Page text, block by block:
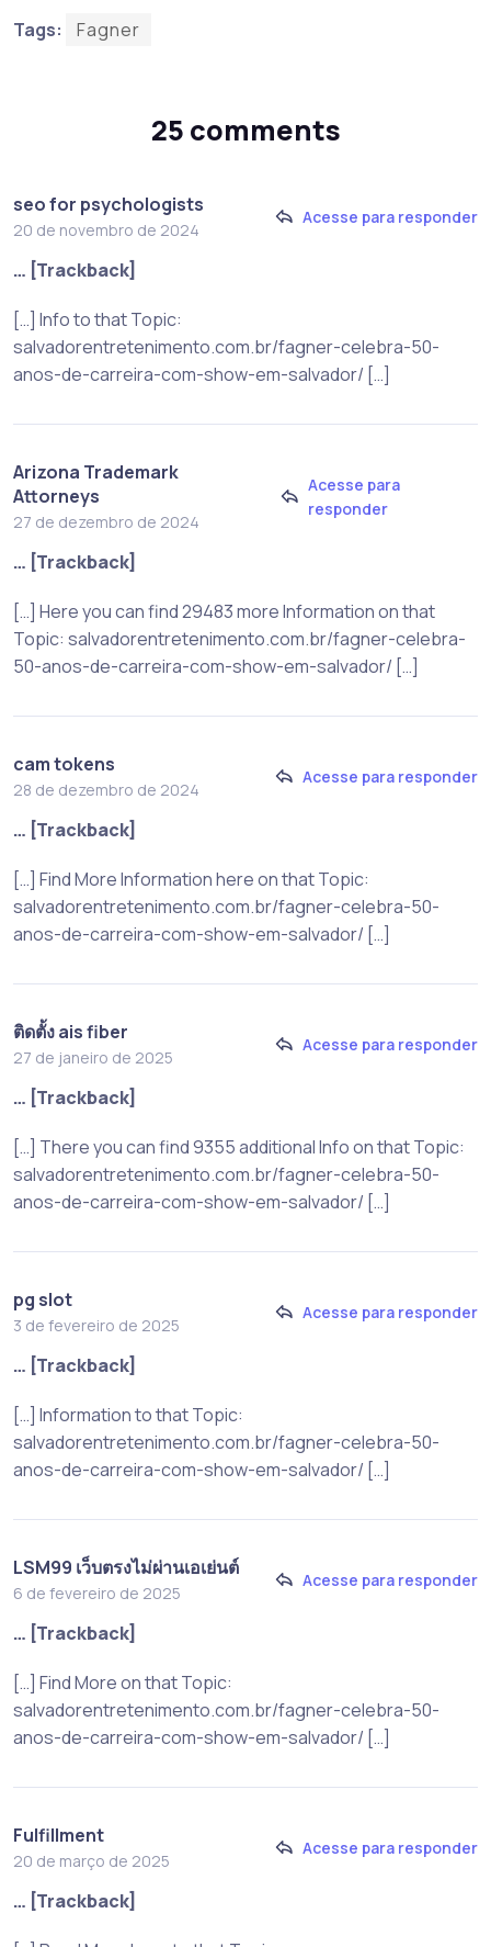
Tags: Fagner
25 comments
seo for psychologists
20 de novembro de 2024
Acesse para responder
… [Trackback]
[…] Info to that Topic:
salvadorentretenimento.com.br/fagner-celebra-50-
anos-de-carreira-com-show-em-salvador/ […]
Arizona Trademark
Attorneys
27 de dezembro de 2024
Acesse para
responder
… [Trackback]
[…] Here you can find 29483 more Information on that
Topic: salvadorentretenimento.com.br/fagner-celebra-
50-anos-de-carreira-com-show-em-salvador/ […]
cam tokens
28 de dezembro de 2024
Acesse para responder
… [Trackback]
[…] Find More Information here on that Topic:
salvadorentretenimento.com.br/fagner-celebra-50-
anos-de-carreira-com-show-em-salvador/ […]
ติดตั้ง ais fiber
27 de janeiro de 2025
Acesse para responder
… [Trackback]
[…] There you can find 9355 additional Info on that Topic:
salvadorentretenimento.com.br/fagner-celebra-50-
anos-de-carreira-com-show-em-salvador/ […]
pg slot
3 de fevereiro de 2025
Acesse para responder
… [Trackback]
[…] Information to that Topic:
salvadorentretenimento.com.br/fagner-celebra-50-
anos-de-carreira-com-show-em-salvador/ […]
LSM99 เว็บตรงไม่ผ่านเอเย่นต์
6 de fevereiro de 2025
Acesse para responder
… [Trackback]
[…] Find More on that Topic:
salvadorentretenimento.com.br/fagner-celebra-50-
anos-de-carreira-com-show-em-salvador/ […]
Fulfillment
20 de março de 2025
Acesse para responder
… [Trackback]